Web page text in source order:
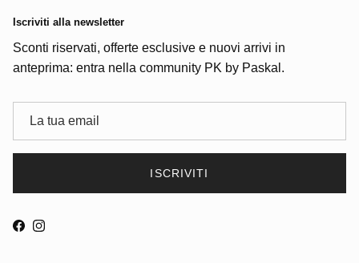
Iscriviti alla newsletter
Sconti riservati, offerte esclusive e nuovi arrivi in
anteprima: entra nella community PK by Paskal.
ISCRIVITI
Facebook
Instagram